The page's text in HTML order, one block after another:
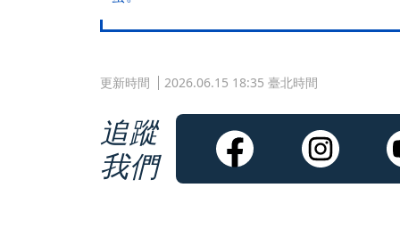
更新時間 2026.06.15 18:35 臺北時間
追蹤
我們